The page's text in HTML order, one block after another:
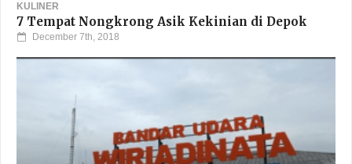
KULINER
7 Tempat Nongkrong Asik Kekinian di Depok
December 7th, 2018